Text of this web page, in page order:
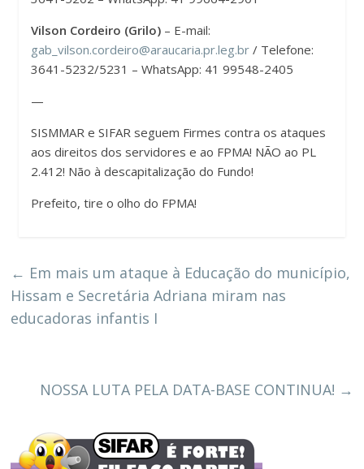
Vilson Cordeiro (Grilo) – E-mail:
gab_vilson.cordeiro@araucaria.pr.leg.br / Telefone:
3641-5232/5231 – WhatsApp: 41 99548-2405
—
SISMMAR e SIFAR seguem Firmes contra os ataques
aos direitos dos servidores e ao FPMA! NÃO ao PL
2.412! Não à descapitalização do Fundo!
Prefeito, tire o olho do FPMA!
← Em mais um ataque à Educação do município,
Hissam e Secretária Adriana miram nas
educadoras infantis I
NOSSA LUTA PELA DATA-BASE CONTINUA! →